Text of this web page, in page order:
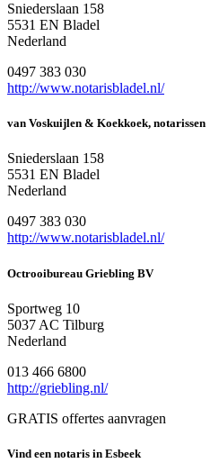
Sniederslaan 158
5531 EN Bladel
Nederland
0497 383 030
http://www.notarisbladel.nl/
van Voskuijlen & Koekkoek, notarissen
Sniederslaan 158
5531 EN Bladel
Nederland
0497 383 030
http://www.notarisbladel.nl/
Octrooibureau Griebling BV
Sportweg 10
5037 AC Tilburg
Nederland
013 466 6800
http://griebling.nl/
GRATIS offertes aanvragen
Vind een notaris in Esbeek